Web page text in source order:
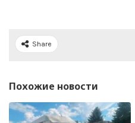
Share
Похожие новости